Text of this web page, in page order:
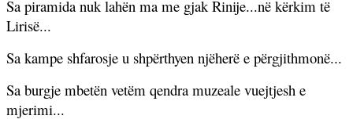
Sa piramida nuk lahën ma me gjak Rinije...në kërkim të
Lirisë...
Sa kampe shfarosje u shpërthyen njëherë e përgjithmonë...
Sa burgje mbetën vetëm qendra muzeale vuejtjesh e
mjerimi...